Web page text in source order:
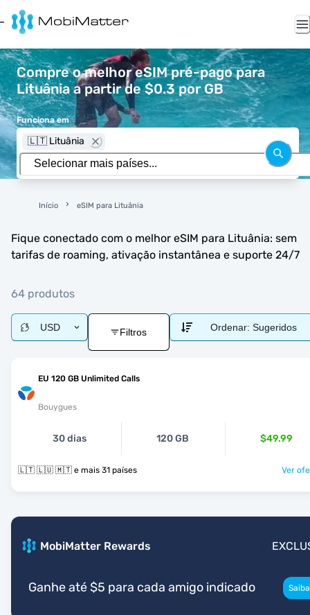
Compre o melhor eSIM pré-pago para
Lituânia a partir de $0.3 por GB
Funciona em
🇱🇹 Lituânia
Início eSIM para Lituânia
Fique conectado com o melhor eSIM para Lituânia: sem
tarifas de roaming, ativação instantânea e suporte 24/7
64 produtos
USD Filtros Ordenar: Sugeridos
EU 120 GB Unlimited Calls
Bouygues
30 dias 120 GB $49.99
🇱🇹 🇱🇺 🇲🇹 e mais 31 países Ver
MobiMatter Rewards
Ganhe até $5 para cada amigo indicado